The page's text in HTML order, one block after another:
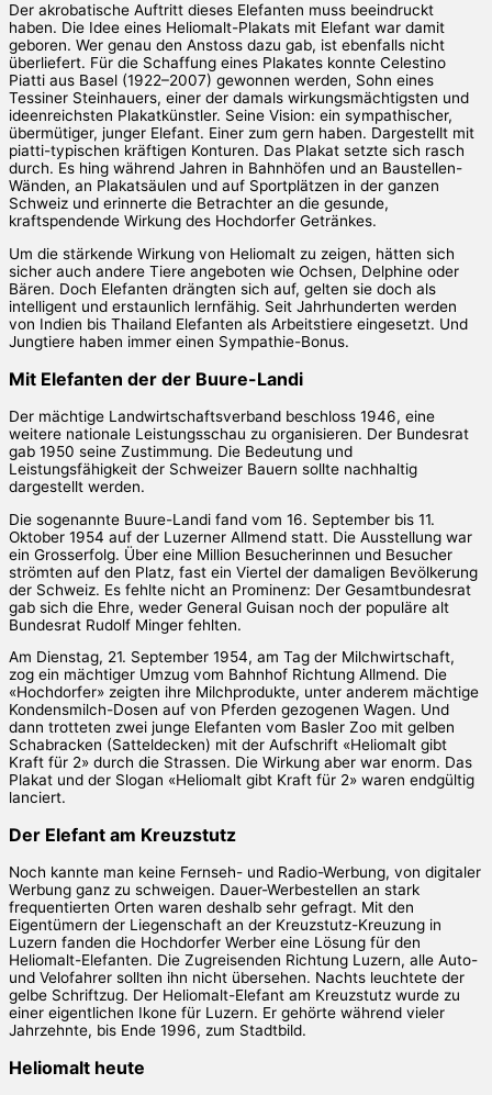
Der akrobatische Auftritt dieses Elefanten muss beeindruckt
haben. Die Idee eines Heliomalt-Plakats mit Elefant war damit
geboren. Wer genau den Anstoss dazu gab, ist ebenfalls nicht
überliefert. Für die Schaffung eines Plakates konnte Celestino
Piatti aus Basel (1922–2007) gewonnen werden, Sohn eines
Tessiner Steinhauers, einer der damals wirkungsmächtigsten und
ideenreichsten Plakatkünstler. Seine Vision: ein sympathischer,
übermütiger, junger Elefant. Einer zum gern haben. Dargestellt mit
piatti-typischen kräftigen Konturen. Das Plakat setzte sich rasch
durch. Es hing während Jahren in Bahnhöfen und an Baustellen-
Wänden, an Plakatsäulen und auf Sportplätzen in der ganzen
Schweiz und erinnerte die Betrachter an die gesunde,
kraftspendende Wirkung des Hochdorfer Getränkes.
Um die stärkende Wirkung von Heliomalt zu zeigen, hätten sich
sicher auch andere Tiere angeboten wie Ochsen, Delphine oder
Bären. Doch Elefanten drängten sich auf, gelten sie doch als
intelligent und erstaunlich lernfähig. Seit Jahrhunderten werden
von Indien bis Thailand Elefanten als Arbeitstiere eingesetzt. Und
Jungtiere haben immer einen Sympathie-Bonus.
Mit Elefanten der der Buure-Landi
Der mächtige Landwirtschaftsverband beschloss 1946, eine
weitere nationale Leistungsschau zu organisieren. Der Bundesrat
gab 1950 seine Zustimmung. Die Bedeutung und
Leistungsfähigkeit der Schweizer Bauern sollte nachhaltig
dargestellt werden.
Die sogenannte Buure-Landi fand vom 16. September bis 11.
Oktober 1954 auf der Luzerner Allmend statt. Die Ausstellung war
ein Grosserfolg. Über eine Million Besucherinnen und Besucher
strömten auf den Platz, fast ein Viertel der damaligen Bevölkerung
der Schweiz. Es fehlte nicht an Prominenz: Der Gesamtbundesrat
gab sich die Ehre, weder General Guisan noch der populäre alt
Bundesrat Rudolf Minger fehlten.
Am Dienstag, 21. September 1954, am Tag der Milchwirtschaft,
zog ein mächtiger Umzug vom Bahnhof Richtung Allmend. Die
«Hochdorfer» zeigten ihre Milchprodukte, unter anderem mächtige
Kondensmilch-Dosen auf von Pferden gezogenen Wagen. Und
dann trotteten zwei junge Elefanten vom Basler Zoo mit gelben
Schabracken (Satteldecken) mit der Aufschrift «Heliomalt gibt
Kraft für 2» durch die Strassen. Die Wirkung aber war enorm. Das
Plakat und der Slogan «Heliomalt gibt Kraft für 2» waren endgültig
lanciert.
Der Elefant am Kreuzstutz
Noch kannte man keine Fernseh- und Radio-Werbung, von digitaler
Werbung ganz zu schweigen. Dauer-Werbestellen an stark
frequentierten Orten waren deshalb sehr gefragt. Mit den
Eigentümern der Liegenschaft an der Kreuzstutz-Kreuzung in
Luzern fanden die Hochdorfer Werber eine Lösung für den
Heliomalt-Elefanten. Die Zugreisenden Richtung Luzern, alle Auto-
und Velofahrer sollten ihn nicht übersehen. Nachts leuchtete der
gelbe Schriftzug. Der Heliomalt-Elefant am Kreuzstutz wurde zu
einer eigentlichen Ikone für Luzern. Er gehörte während vieler
Jahrzehnte, bis Ende 1996, zum Stadtbild.
Heliomalt heute